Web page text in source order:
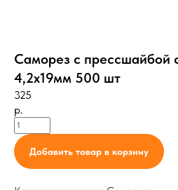
Саморез с прессшайбой
4,2х19мм 500 шт
325
р.
Добавить товар в корзину